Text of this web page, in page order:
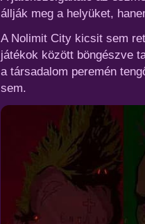
állják meg a helyüket,
A Nolimit City kicsit sem
játékok között böngészve
a társadalom peremén
sem.